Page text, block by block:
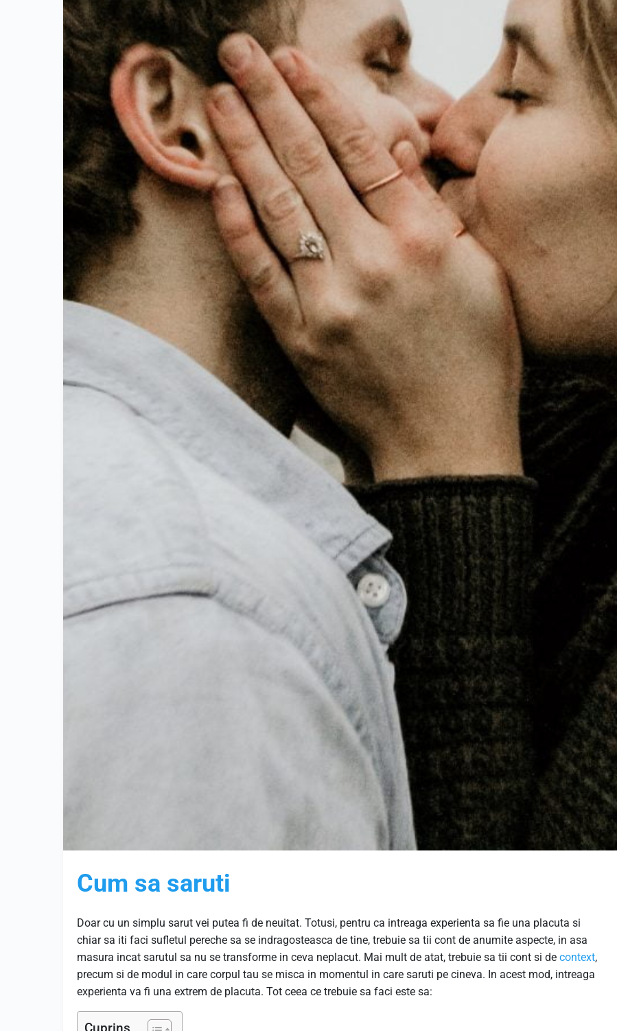
Cum sa saruti
Doar cu un simplu sarut vei putea fi de neuitat. Totusi, pentru ca intreaga experienta sa fie una placuta si
chiar sa iti faci sufletul pereche sa se indragosteasca de tine, trebuie sa tii cont de anumite aspecte, in asa
masura incat sarutul sa nu se transforme in ceva neplacut. Mai mult de atat, trebuie sa tii cont si de context,
precum si de modul in care corpul tau se misca in momentul in care saruti pe cineva. In acest mod, intreaga
experienta va fi una extrem de placuta. Tot ceea ce trebuie sa faci este sa: